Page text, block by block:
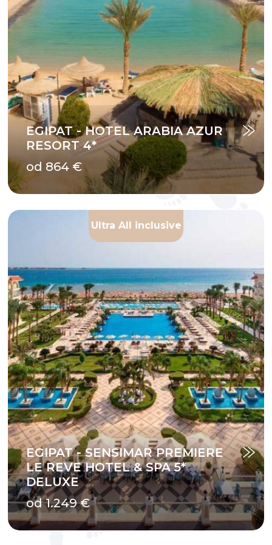
EGIPAT - HOTEL ARABIA AZUR
RESORT 4*
od 864 €
Ultra All inclusive
EGIPAT - SENSIMAR PREMIERE
LE REVE HOTEL & SPA 5*
DELUXE
od 1.249 €